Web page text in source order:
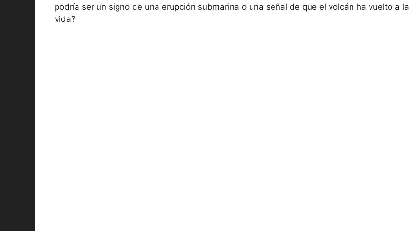
podría ser un signo de una erupción submarina o una señal de que el volcán ha vuelto a la
vida?